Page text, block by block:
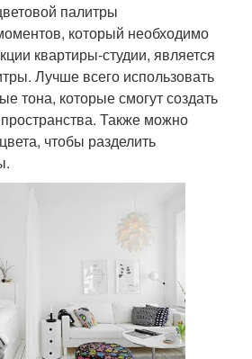
палитры
который необходимо
квартиры-студии, является
Лучше всего использовать
тона, которые смогут создать
Также можно
чтобы разделить